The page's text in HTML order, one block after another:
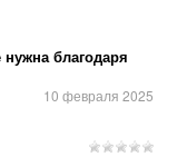
благодаря
10 февраля 2025